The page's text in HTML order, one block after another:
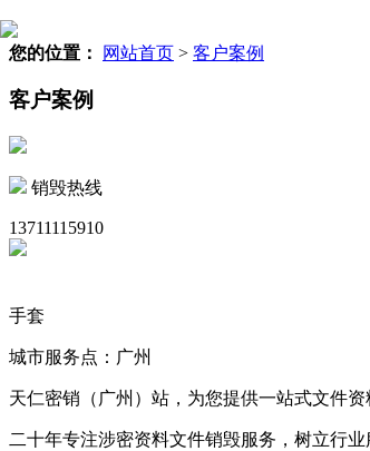
您的位置： 网站首页 > 客户案例
客户案例
销毁热线
13711115910
手套
城市服务点：广州
天仁密销（广州）站，为您提供一站式文件资
二十年专注涉密资料文件销毁服务，树立行